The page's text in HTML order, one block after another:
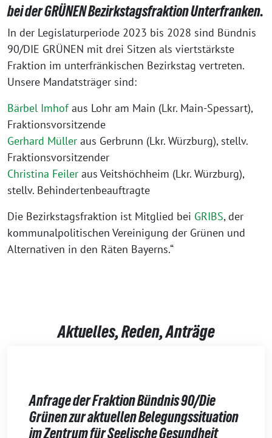
bei der GRÜNEN Bezirkstagsfraktion Unterfranken.
In der Legislaturperiode 2023 bis 2028 sind Bündnis
90/DIE GRÜNEN mit drei Sitzen als viertstärkste
Fraktion im unterfränkischen Bezirkstag vertreten.
Unsere Mandatsträger sind:
Bärbel Imhofaus Lohr am Main (Lkr. Main-Spessart),
Fraktionsvorsitzende
Gerhard Müller aus Gerbrunn (Lkr. Würzburg), stellv.
Fraktionsvorsitzender
Christina Feiler aus Veitshöchheim (Lkr. Würzburg),
stellv. Behindertenbeauftragte
Die Bezirkstagsfraktion ist Mitglied bei GRIBS, der
kommunalpolitischen Vereinigung der Grünen und
Alternativen in den Räten Bayerns.“
Aktuelles, Reden, Anträge
Anfrage der Fraktion Bündnis 90/Die
Grünen zur aktuellen Belegungssituation
im Zentrum für Seelische Gesundheit